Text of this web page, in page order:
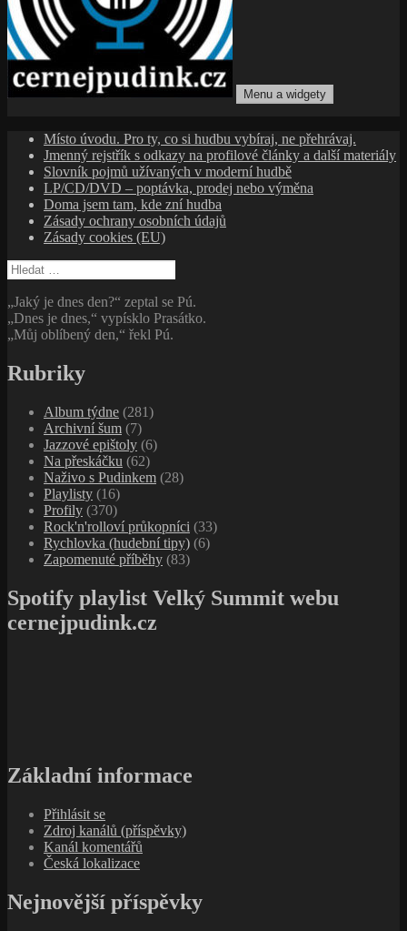
a albech s hlubším kontextem
Menu a widgety
Místo úvodu. Pro ty, co si hudbu vybíraj, ne přehrávaj.
Jmenný rejstřík s odkazy na profilové články a další materiály
Slovník pojmů užívaných v moderní hudbě
LP/CD/DVD – poptávka, prodej nebo výměna
Doma jsem tam, kde zní hudba
Zásady ochrany osobních údajů
Zásady cookies (EU)
Vyhledávání
„Jaký je dnes den?“ zeptal se Pú.
„Dnes je dnes,“ vypísklo Prasátko.
„Můj oblíbený den,“ řekl Pú.
Rubriky
Album týdne (281)
Archivní šum (7)
Jazzové epištoly (6)
Na přeskáčku (62)
Naživo s Pudinkem (28)
Playlisty (16)
Profily (370)
Rock'n'rolloví průkopníci (33)
Rychlovka (hudební tipy) (6)
Zapomenuté příběhy (83)
Spotify playlist Velký Summit webu
cernejpudink.cz
Základní informace
Přihlásit se
Zdroj kanálů (příspěvky)
Kanál komentářů
Česká lokalizace
Nejnovější příspěvky